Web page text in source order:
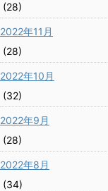
(28)
2022年11月
(28)
2022年10月
(32)
2022年9月
(28)
2022年8月
(34)